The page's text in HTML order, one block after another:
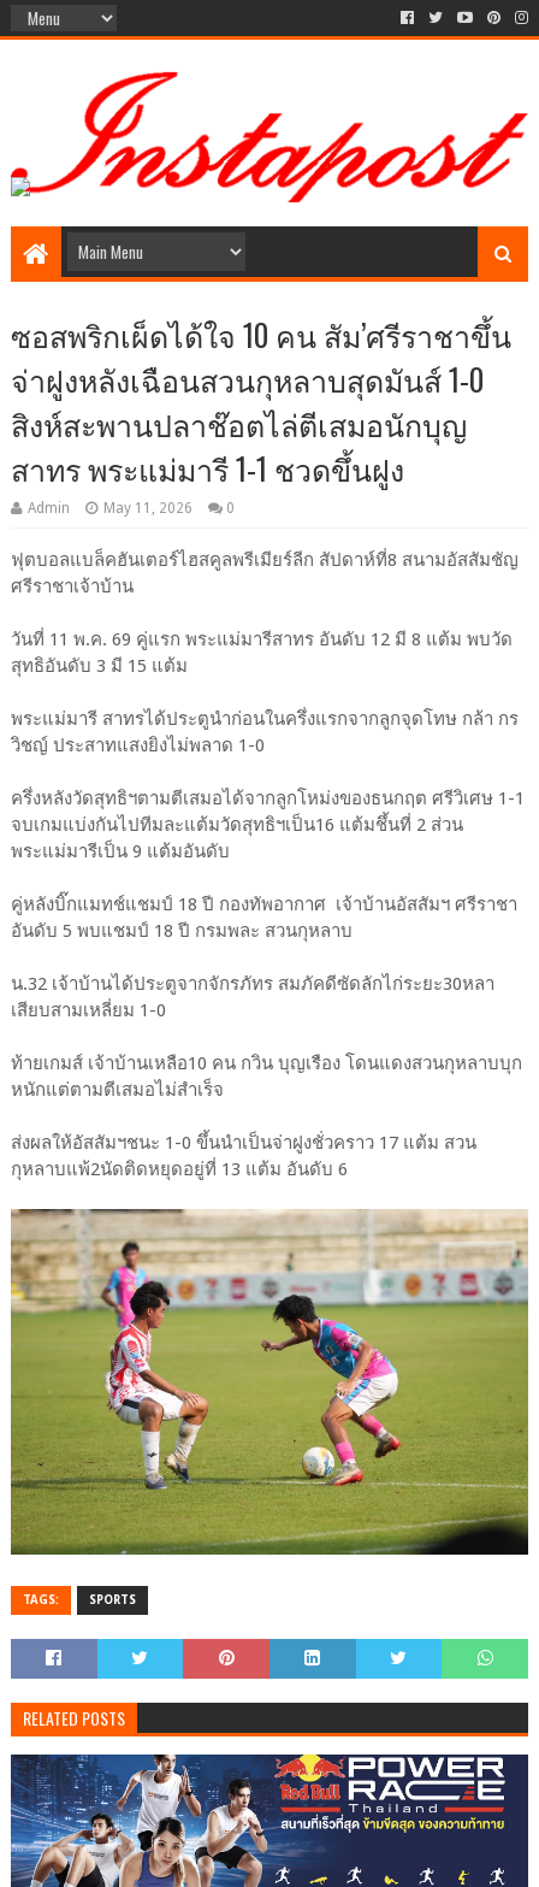
Social Media style Website
ซอสพริกเผ็ดได้ใจ 10 คน สัม’ศรีราชาขึ้น
จ่าฝูงหลังเฉือนสวนกุหลาบสุดมันส์ 1-0
สิงห์สะพานปลาช๊อตไล่ตีเสมอนักบุญ
สาทร พระแม่มารี 1-1 ชวดขึ้นฝูง
Admin May 11, 2026 0
ฟุตบอลแบล็คฮันเตอร์ไฮสคูลพรีเมียร์ลีก สัปดาห์ที่8 สนามอัสสัมชัญ
ศรีราชาเจ้าบ้าน
วันที่ 11 พ.ค. 69 คู่แรก พระแม่มารีสาทร อันดับ 12 มี 8 แต้ม พบวัด
สุทธิอันดับ 3 มี 15 แต้ม
พระแม่มารี สาทรได้ประตูนำก่อนในครึ่งแรกจากลูกจุดโทษ กล้า กร
วิชญ์ ประสาทแสงยิงไม่พลาด 1-0
ครึ่งหลังวัดสุทธิฯตามตีเสมอได้จากลูกโหม่งของธนกฤต ศรีวิเศษ 1-1
จบเกมแบ่งกันไปทีมละแต้มวัดสุทธิฯเป็น16 แต้มชึ้นที่ 2 ส่วน
พระแม่มารีเป็น 9 แต้มอันดับ
คู่หลังบิ๊กแมทช์แชมป์ 18 ปี กองทัพอากาศ เจ้าบ้านอัสสัมฯ ศรีราชา
อันดับ 5 พบแชมป์ 18 ปี กรมพละ สวนกุหลาบ
น.32 เจ้าบ้านได้ประตูจากจักรภัทร สมภัคดีซัดลักไก่ระยะ30หลา
เสียบสามเหลี่ยม 1-0
ท้ายเกมส์ เจ้าบ้านเหลือ10 คน กวิน บุญเรือง โดนแดงสวนกุหลาบบุก
หนักแต่ตามตีเสมอไม่สำเร็จ
ส่งผลให้อัสสัมฯชนะ 1-0 ขึ้นนำเป็นจ่าฝูงชั่วคราว 17 แต้ม สวน
กุหลาบแพ้2นัดติดหยุดอยู่ที่ 13 แต้ม อันดับ 6
TAGS: SPORTS
RELATED POSTS